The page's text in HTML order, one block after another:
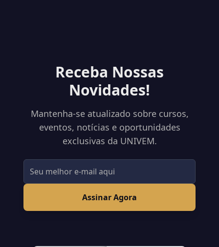
Receba Nossas
Novidades!
Mantenha-se atualizado sobre cursos,
eventos, notícias e oportunidades
exclusivas da UNIVEM.
Assinar Agora